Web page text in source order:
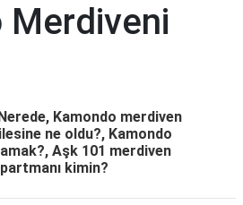
Merdiveni
Kamondo merdiven
ne oldu?, Kamondo
Aşk 101 merdiven
kimin?